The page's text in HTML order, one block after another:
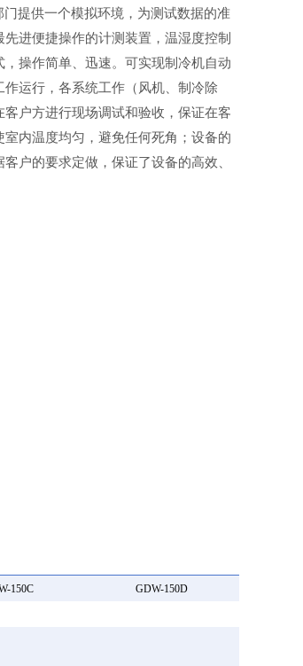
提供一个模拟环境，为测试数据的准
进便捷操作的计测装置，温湿度控制
操作简单、迅速。可实现制冷机自动
运行，各系统工作（风机、制冷除
户方进行现场调试和验收，保证在客
内温度均匀，避免任何死角；设备的
户的要求定做，保证了设备的高效、
150C GDW-150D